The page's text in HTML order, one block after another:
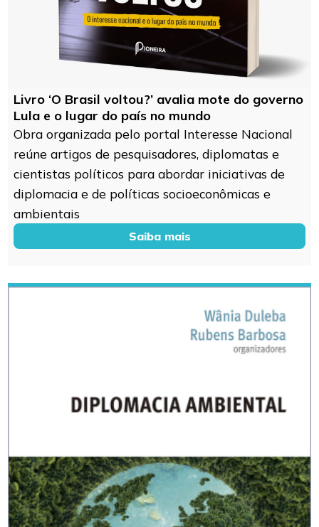
Livro ‘O Brasil voltou?’ avalia mote do governo
Lula e o lugar do país no mundo
Obra organizada pelo portal Interesse Nacional
reúne artigos de pesquisadores, diplomatas e
cientistas políticos para abordar iniciativas de
diplomacia e de políticas socioeconômicas e
ambientais
Saiba mais